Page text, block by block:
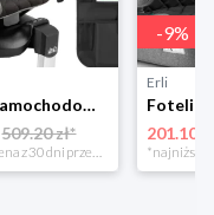
Fotelik Samochodowy Sesttino i-Size 40-150 cm Obrotowy 360° 0-36 kg ISOFIX
509.20 zł*
*najniższa cena z 30 dni przed obniżką
-9%
Erli
201.10 zł